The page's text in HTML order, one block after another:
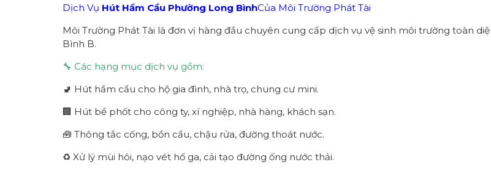
Dịch Vụ Hút Hầm Cầu Phường Long BìnhCủa Môi Trường Phát Tài
Môi Trường Phát Tài là đơn vị hàng đầu chuyên cung cấp dịch vụ vệ sinh môi trường toàn
Bình B.
🔧 Các hạng mục dịch vụ gồm:
🚽 Hút hầm cầu cho hộ gia đình, nhà trọ, chung cư mini.
🏢 Hút bể phốt cho công ty, xí nghiệp, nhà hàng, khách sạn.
🧰 Thông tắc cống, bồn cầu, chậu rửa, đường thoát nước.
♻️ Xử lý mùi hôi, nạo vét hố ga, cải tạo đường ống nước thải.